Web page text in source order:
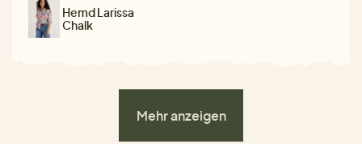
Hemd Larissa
Chalk
Mehr anzeigen